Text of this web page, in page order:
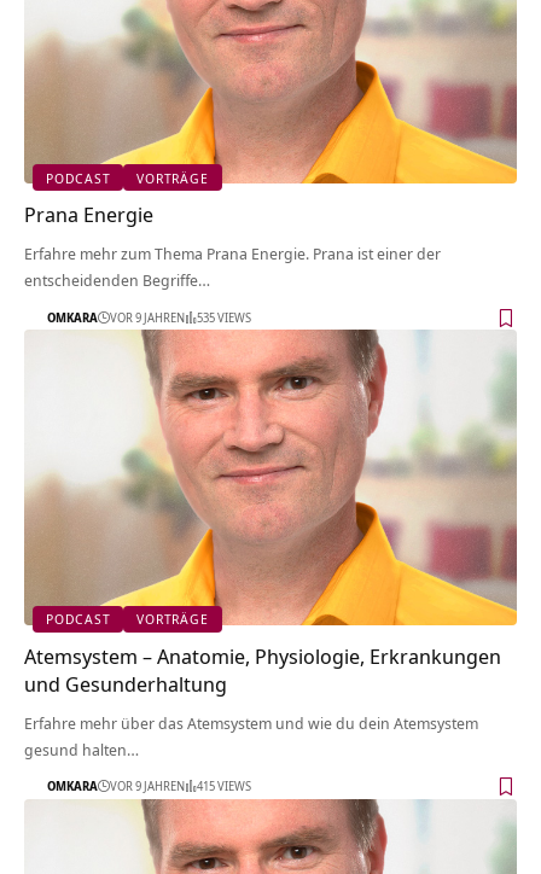
PODCAST VORTRÄGE
Prana Energie
Erfahre mehr zum Thema Prana Energie. Prana ist einer der
entscheidenden Begriffe…
OMKARA VOR 9 JAHREN 535 VIEWS
PODCAST VORTRÄGE
Atemsystem – Anatomie, Physiologie, Erkrankungen
und Gesunderhaltung
Erfahre mehr über das Atemsystem und wie du dein Atemsystem
gesund halten…
OMKARA VOR 9 JAHREN 415 VIEWS